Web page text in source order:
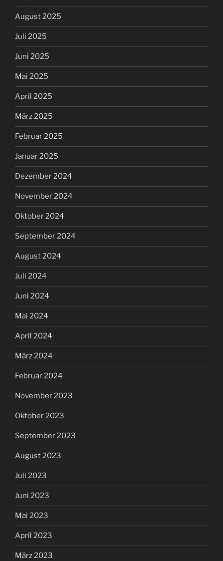
August 2025
Juli 2025
Juni 2025
Mai 2025
April 2025
März 2025
Februar 2025
Januar 2025
Dezember 2024
November 2024
Oktober 2024
September 2024
August 2024
Juli 2024
Juni 2024
Mai 2024
April 2024
März 2024
Februar 2024
November 2023
Oktober 2023
September 2023
August 2023
Juli 2023
Juni 2023
Mai 2023
April 2023
März 2023